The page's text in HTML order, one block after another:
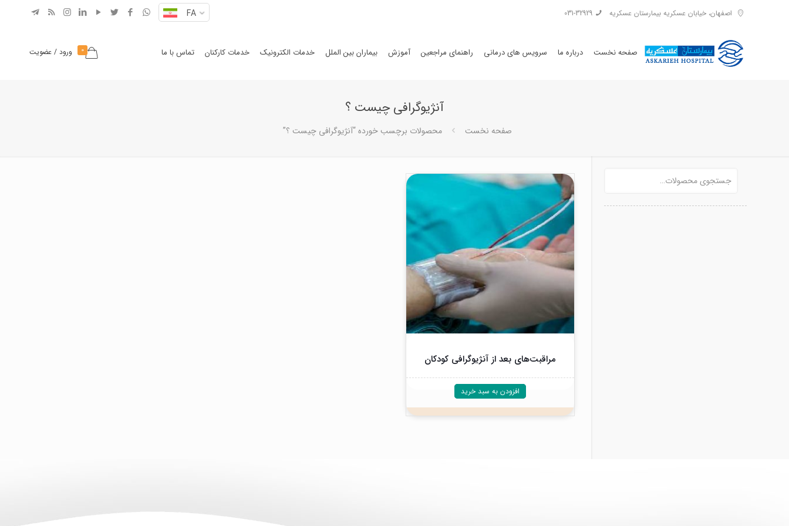
اصفهان، خیابان عسکریه بیمارستان عسکریه 031-32929
FA
صفحه نخست درباره ما سرویس های درمانی راهنمای مراجعین آموزش بیماران بین الملل خدمات الکترونیک خدمات کارکنان تماس با ما 0 ورود / عضویت
آنژیوگرافی چیست ؟
صفحه نخست محصولات برچسب خورده “آنژیوگرافی چیست ؟”
مراقبت‌های بعد از آنژیوگرافی کودکان
افزودن به سبد خرید